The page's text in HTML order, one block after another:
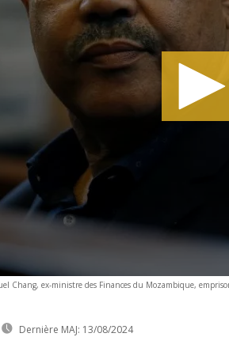
Chang, ex-ministre des Finances du Mozambique,
Dernière MAJ: 13/08/2024